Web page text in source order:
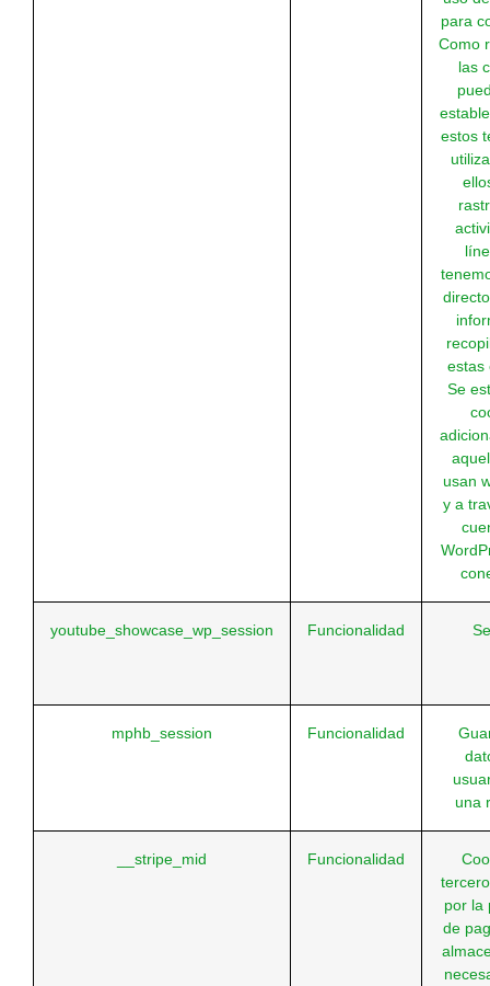
para
Como
las
estos
estas
Se
usan
y a
youtube_showcase_wp_session Funcionalidad
mphb_session Funcionalidad
una
__stripe_mid Funcionalidad
por la
de